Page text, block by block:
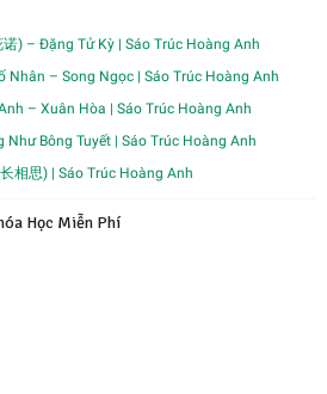
) – Đặng Tử Kỳ | Sáo Trúc Hoàng Anh
Nhân – Song Ngọc | Sáo Trúc Hoàng Anh
– Xuân Hòa | Sáo Trúc Hoàng Anh
Như Bông Tuyết | Sáo Trúc Hoàng Anh
相思) | Sáo Trúc Hoàng Anh
Học Miễn Phí